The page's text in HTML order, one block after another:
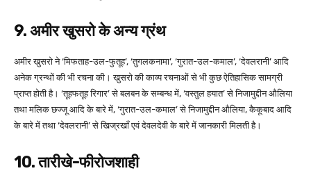
9. अमीर खुसरो के अन्य ग्रंथ
अमीर खुसरो ने ‘मिफताह-उल-फुतूह’, ‘तुगलकनामा’, ‘गुरात-उल-कमाल’, ‘देवलरानी’ आदि
अनेक ग्रन्थों की भी रचना की। खुसरो की काव्य रचनाओं से भी कुछ ऐतिहासिक सामग्री
प्राप्त होती है। ‘तूहफतूह रिगार’ से बलबन के सम्बन्ध में, ‘वस्तुल हयात’ से निजामुद्दीन औलिया
तथा मलिक छज्जू आदि के बारे में, ‘गुरात-उल-कमाल’ से निजामुद्दीन औलिया, कैकूबाद आदि
के बारे में तथा ‘देवलरानी’ से खिज्रखाँ एवं देवलदेवी के बारे में जानकारी मिलती है।
10. तारीखे-फीरोजशाही